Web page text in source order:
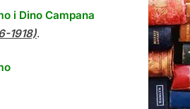
i Dino Campana
1918).